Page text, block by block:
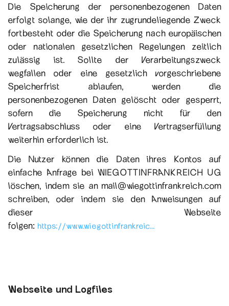
Die Speicherung der personenbezogenen Daten
erfolgt solange, wie der ihr zugrundeliegende Zweck
fortbesteht oder die Speicherung nach europäischen
oder nationalen gesetzlichen Regelungen zeitlich
zulässig ist. Sollte der Verarbeitungszweck
wegfallen oder eine gesetzlich vorgeschriebene
Speicherfrist ablaufen, werden die
personenbezogenen Daten gelöscht oder gesperrt,
sofern die Speicherung nicht für den
Vertragsabschluss oder eine Vertragserfüllung
weiterhin erforderlich ist.
Die Nutzer können die Daten ihres Kontos auf
einfache Anfrage bei WIEGOTTINFRANKREICH UG
löschen, indem sie an mail@wiegottinfrankreich.com
schreiben, oder indem sie den Anweisungen auf
dieser Webseite
folgen: https://www.wiegottinfrankreic...
Webseite und Logfiles